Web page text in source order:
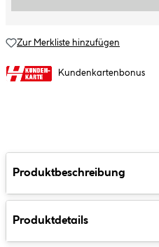
Zur Merkliste hinzufügen
Kundenkartenbonus
Produktbeschreibung
Produktdetails